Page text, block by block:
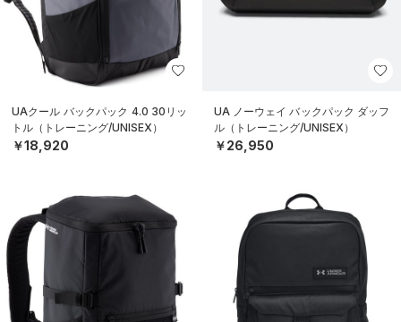
UAクール バックパック 4.0 30リッ
トル（トレーニング/UNISEX）
￥18,920
UA ノーウェイ バックパック ダッフ
ル（トレーニング/UNISEX）
￥26,950